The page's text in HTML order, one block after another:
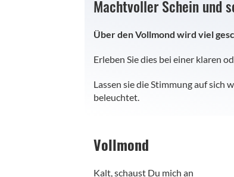
Machtvoller Schein und
Über den Vollmond wird viel
Erleben Sie dies bei einer klaren
Lassen sie die Stimmung auf sich
beleuchtet.
Vollmond
Kalt, schaust Du mich an